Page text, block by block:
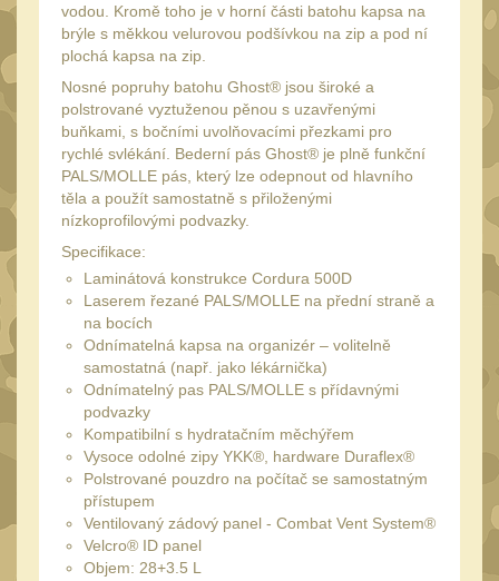
Nášivky105
Samonavíjecí držáky
Zámky 1
Nepromokavý potahy a
vaky 18
Adaptéry
Taktická pera 4
Láhve
Lékárničky 17
Na přežití 26
Ostatní
MONTÁŽE PRO OPTIKU
Adaptéry a risery
Boční montáže 11
Montáže pro optiku
vodou. Kromě toho je v horní části batohu kapsa na
brýle s měkkou velurovou podšívkou na zip a pod ní
plochá kapsa na zip.
Nosné popruhy batohu Ghost® jsou široké a
polstrované vyztuženou pěnou s uzavřenými
buňkami, s bočními uvolňovacími přezkami pro
rychlé svlékání. Bederní pás Ghost® je plně funkční
PALS/MOLLE pás, který lze odepnout od hlavního
těla a použít samostatně s přiloženými
nízkoprofilovými podvazky.
Specifikace:
Laminátová konstrukce Cordura 500D
Laserem řezané PALS/MOLLE na přední straně a
na bocích
Odnímatelná kapsa na organizér – volitelně
samostatná (např. jako lékárnička)
Odnímatelný pas PALS/MOLLE s přídavnými
podvazky
Kompatibilní s hydratačním měchýřem
Vysoce odolné zipy YKK®, hardware Duraflex®
Polstrované pouzdro na počítač se samostatným
přístupem
Ventilovaný zádový panel - Combat Vent System®
Velcro® ID panel
Objem: 28+3.5 L